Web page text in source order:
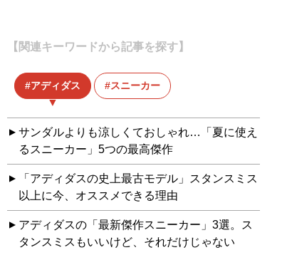
【関連キーワードから記事を探す】
アディダス スニーカー
サンダルよりも涼しくておしゃれ…「夏に使え
るスニーカー」5つの最高傑作
「アディダスの史上最古モデル」スタンスミス
以上に今、オススメできる理由
アディダスの「最新傑作スニーカー」3選。ス
タンスミスもいいけど、それだけじゃない